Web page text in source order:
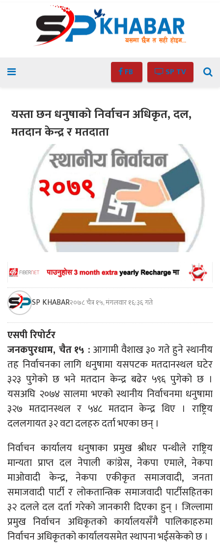
FB SP TV
यस्ता छन धनुषाको निर्वाचन अधिकृत, दल,
मतदान केन्द्र र मतदाता
SP KHABAR२०७८ चैत्र १५, मंगलवार १६:३६ गते
एसपी रिपोर्टर
जनकपुरधाम, चैत१५ : आगामी वैशाख ३० गते हुने स्थानीय
तह निर्वाचनका लागि धनुषामा यसपटक मतदानस्थल घटेर
३२३ पुगेको छ भने मतदान केन्द्र बढेर ५९६ पुगेको छ ।
यसअघि २०७४ सालमा भएको स्थानीय निर्वाचनमा धनुषामा
३२७ मतदानस्थल र ५४८ मतदान केन्द्र थिए । राष्ट्रिय
दललगायत ३२ वटा दलहरु दर्ता भएका छन् ।
निर्वाचन कार्यालय धनुषाका प्रमुख श्रीधर पन्थीले राष्ट्रिय
मान्यता प्राप्त दल नेपाली कांग्रेस, नेकपा एमाले, नेकपा
माओवादी केन्द्र, नेकपा एकीकृत समाजवादी, जनता
समाजवादी पार्टी र लोकतान्त्रिक समाजवादी पार्टीसहितका
३२ दलले दल दर्ता गरेको जानकारी दिएका हुन् । जिल्लामा
प्रमुख निर्वाचन अधिकृतको कार्यालयसँगै पालिकाहरुमा
निर्वाचन अधिकृतको कार्यालयसमेत स्थापना भईसकेको छ ।